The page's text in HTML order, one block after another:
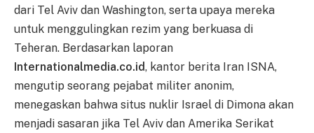
dari Tel Aviv dan Washington, serta upaya mereka
untuk menggulingkan rezim yang berkuasa di
Teheran. Berdasarkan laporan
Internationalmedia.co.id, kantor berita Iran ISNA,
mengutip seorang pejabat militer anonim,
menegaskan bahwa situs nuklir Israel di Dimona akan
menjadi sasaran jika Tel Aviv dan Amerika Serikat